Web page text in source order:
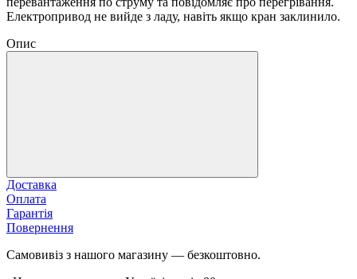
Електропривод не вийде з ладу, навіть якщо кран заклинило.
Опис
Доставка
Оплата
Гарантія
Повернення
Самовивіз з нашого магазину — безкоштовно.